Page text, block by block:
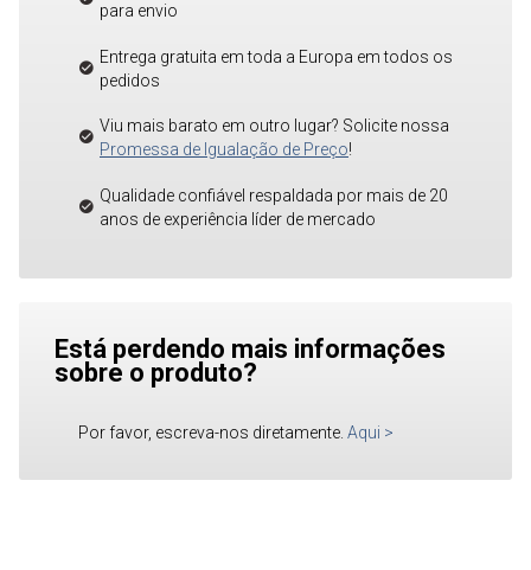
para envio
Entrega gratuita em toda a Europa em todos os
pedidos
Viu mais barato em outro lugar? Solicite nossa
Promessa de Igualação de Preço!
Qualidade confiável respaldada por mais de 20
anos de experiência líder de mercado
Está perdendo mais informações
sobre o produto?
Por favor, escreva-nos diretamente. Aqui >